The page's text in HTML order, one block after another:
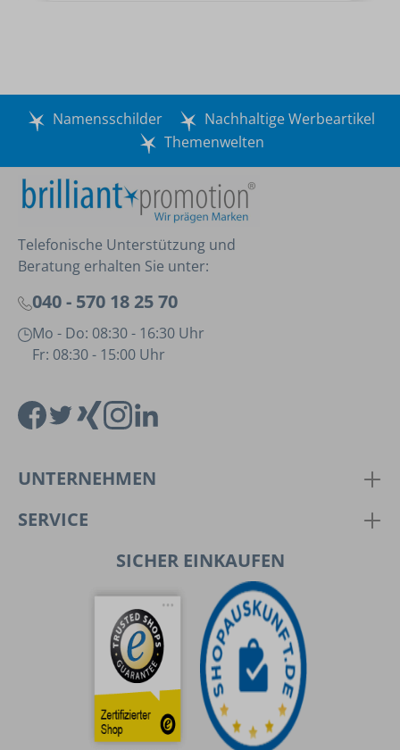
Namensschilder
Nachhaltige Werbeartikel
Themenwelten
Telefonische Unterstützung und
Beratung erhalten Sie unter:
040 - 570 18 25 70
Mo - Do: 08:30 - 16:30 Uhr
Fr: 08:30 - 15:00 Uhr
UNTERNEHMEN
SERVICE
SICHER EINKAUFEN